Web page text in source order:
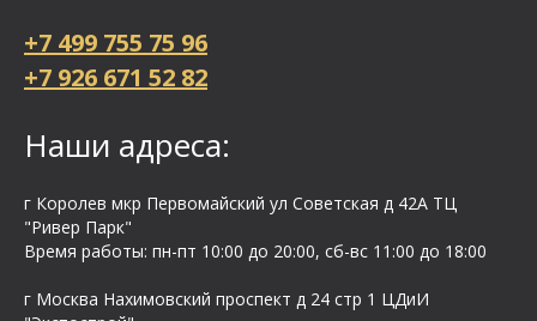
+7 499 755 75 96
+7 926 671 52 82
Наши адреса:
г Королев мкр Первомайский ул Cоветская д 42А ТЦ
"Ривер Парк"
Время работы: пн-пт 10:00 до 20:00, сб-вс 11:00 до 18:00
г Москва Нахимовский проспект д 24 стр 1 ЦДиИ